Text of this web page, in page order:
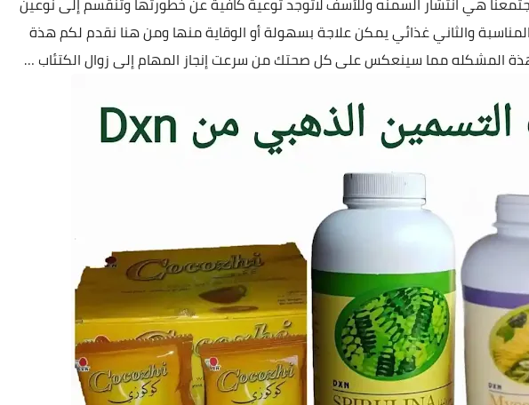
هذة المشكله مما سينعكس على كل صحتك من سرعت إنجاز المهام إلى زوال الكتئاب …